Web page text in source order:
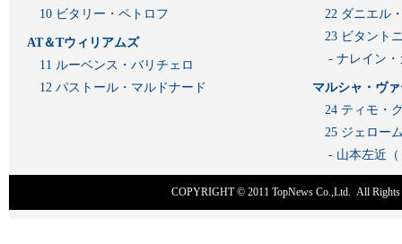
10 ビタリー・ペトロフ
AT＆Tウィリアムズ
11 ルーベンス・バリチェロ
12 パストール・マルドナード
22 ダニエル
23 ビタント
- ナレイン
マルシャ・ヴ
24 ティモ・
25 ジェロー
- 山本左近
COPYRIGHT © 2011 TopNews Co.,Ltd. All